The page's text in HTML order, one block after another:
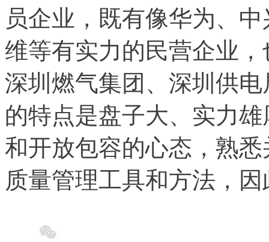
员企业，既有像华为、
维等有实力的民营企业
深圳燃气集团、深圳供
的特点是盘子大、实力
和开放包容的心态，熟
质量管理工具和方法，